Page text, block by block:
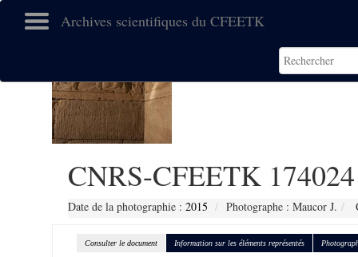
Archives scientifiques du CFEETK
CNRS-CFEETK 174024
Date de la photographie : 2015 Photographe : Maucor J.
Consulter le document Information sur les éléments représentés